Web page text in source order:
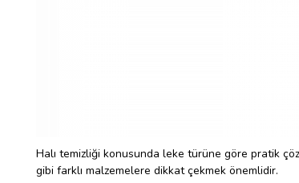
Halı temizliği konusunda leke türüne göre pratik
gibi farklı malzemelere dikkat çekmek önemlidir.